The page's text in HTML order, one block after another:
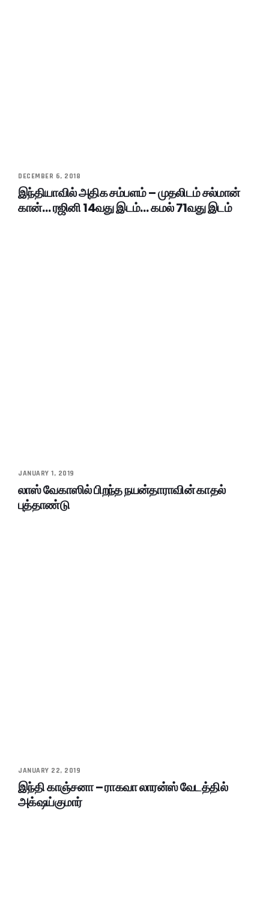
DECEMBER 6, 2018
இந்தியாவில் அதிக சம்பளம் – முதலிடம் சல்மான்
கான்… ரஜினி 14வது இடம்… கமல் 71வது இடம்
JANUARY 1, 2019
லாஸ் வேகாஸில் பிறந்த நயன்தாராவின் காதல்
புத்தாண்டு
JANUARY 22, 2019
இந்தி காஞ்சனா – ராகவா லாரன்ஸ் வேடத்தில்
அக்‌ஷய்குமார்